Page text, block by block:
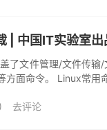
| 中国IT实验室出
了文件管理/文件传输
面命令。 Linux常用
去评论